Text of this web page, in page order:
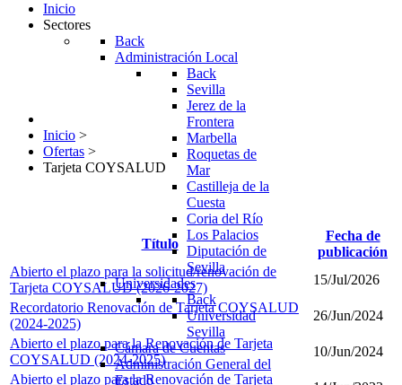
Inicio
Sectores
Back
Administración Local
Back
Sevilla
Jerez de la
Frontera
Marbella
Roquetas de
Mar
Castilleja de la
Cuesta
Coria del Río
Los Palacios
Diputación de
Sevilla
Universidades
Back
Universidad
Sevilla
Cámara de Cuentas
Administración General del
Estado
Inicio >
Ofertas >
Tarjeta COYSALUD
Título
Fecha de
publicación
Abierto el plazo para la solicitud/renovación de
Tarjeta COYSALUD (2026-2027)
15/Jul/2026
Recordatorio Renovación de Tarjeta COYSALUD
(2024-2025)
26/Jun/2024
Abierto el plazo para la Renovación de Tarjeta
COYSALUD (2024-2025)
10/Jun/2024
Abierto el plazo para la Renovación de Tarjeta